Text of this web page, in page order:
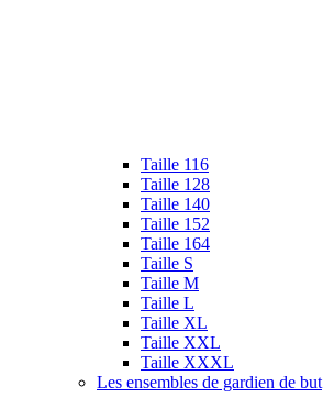
Taille 116
Taille 128
Taille 140
Taille 152
Taille 164
Taille S
Taille M
Taille L
Taille XL
Taille XXL
Taille XXXL
Les ensembles de gardien de but